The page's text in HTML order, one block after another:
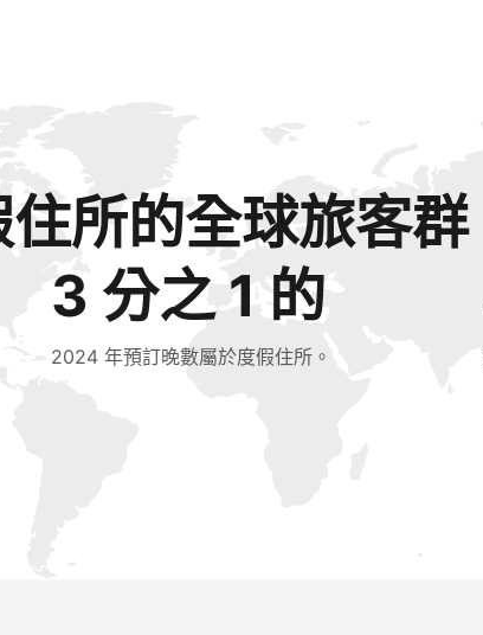
所的全球旅客群
3 分之 1 的
2024 年預訂晚數屬於度假住所。